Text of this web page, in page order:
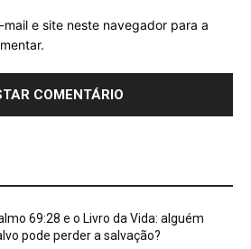
mail e site neste navegador para a
69:28 e o Livro da Vida: alguém
pode perder a salvação?